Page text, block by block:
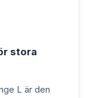
stora
L är den